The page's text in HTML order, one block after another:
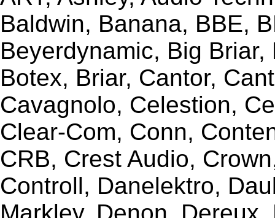
Baldwin, Banana, BBE,
Beyerdynamic, Big
Botex, Briar, Cantor,
Cavagnolo, Celestion,
Clear-Com, Conn,
CRB, Crest Audio,
Controll, Danelektro,
Markley, Denon,